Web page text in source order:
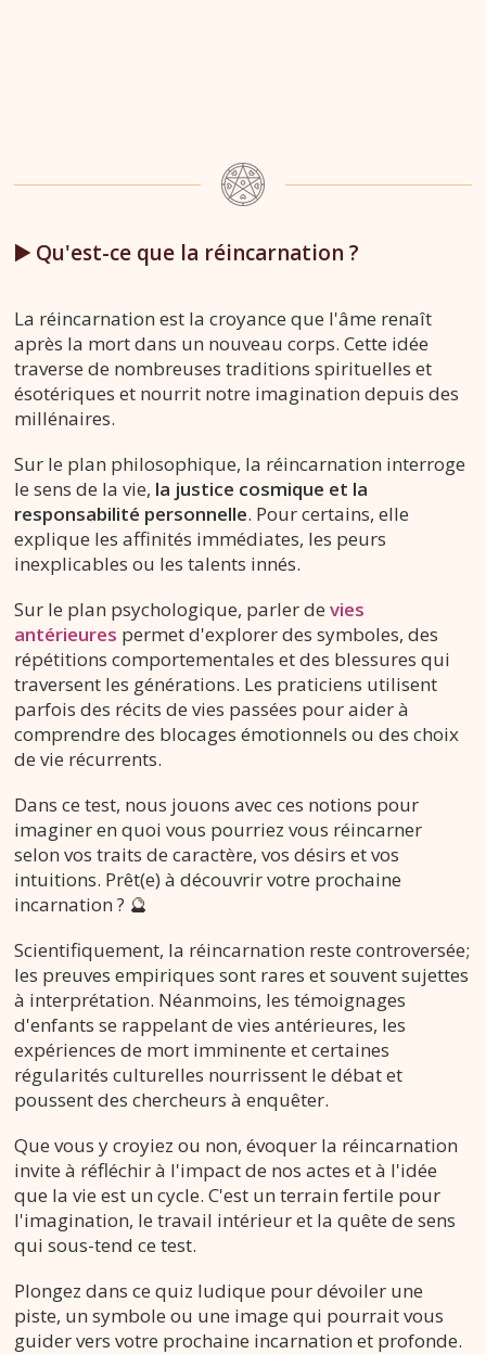
▶️ Qu'est-ce que la réincarnation ?
La réincarnation est la croyance que l'âme renaît
après la mort dans un nouveau corps. Cette idée
traverse de nombreuses traditions spirituelles et
ésotériques et nourrit notre imagination depuis des
millénaires.
Sur le plan philosophique, la réincarnation interroge
le sens de la vie, la justice cosmique et la
responsabilité personnelle. Pour certains, elle
explique les affinités immédiates, les peurs
inexplicables ou les talents innés.
Sur le plan psychologique, parler devies
antérieures permet d'explorer des symboles, des
répétitions comportementales et des blessures qui
traversent les générations. Les praticiens utilisent
parfois des récits de vies passées pour aider à
comprendre des blocages émotionnels ou des choix
de vie récurrents.
Dans ce test, nous jouons avec ces notions pour
imaginer en quoi vous pourriez vous réincarner
selon vos traits de caractère, vos désirs et vos
intuitions. Prêt(e) à découvrir votre prochaine
incarnation ? 🔮
Scientifiquement, la réincarnation reste controversée;
les preuves empiriques sont rares et souvent sujettes
à interprétation. Néanmoins, les témoignages
d'enfants se rappelant de vies antérieures, les
expériences de mort imminente et certaines
régularités culturelles nourrissent le débat et
poussent des chercheurs à enquêter.
Que vous y croyiez ou non, évoquer la réincarnation
invite à réfléchir à l'impact de nos actes et à l'idée
que la vie est un cycle. C'est un terrain fertile pour
l'imagination, le travail intérieur et la quête de sens
qui sous-tend ce test.
Plongez dans ce quiz ludique pour dévoiler une
piste, un symbole ou une image qui pourrait vous
guider vers votre prochaine incarnation et profonde.